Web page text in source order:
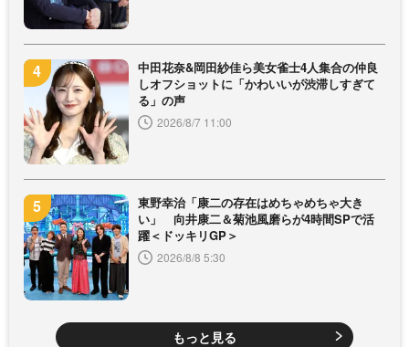
中田花奈&岡田紗佳ら美女雀士4人集合の仲良
しオフショットに「かわいいが渋滞しすぎて
る」の声
2026/8/7 11:00
東野幸治「康二の存在はめちゃめちゃ大き
い」 向井康二＆菊池風磨らが4時間SPで活
躍＜ドッキリGP＞
2026/8/8 5:30
もっと見る